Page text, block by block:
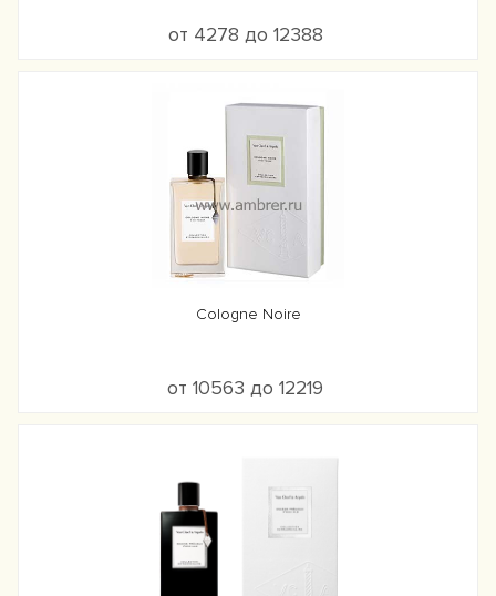
от 4278 до 12388
Cologne Noire
от 10563 до 12219